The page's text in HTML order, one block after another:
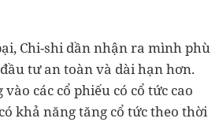
Chi-shi dần nhận ra mình phù
tư an toàn và dài hạn hơn.
các cổ phiếu có cổ tức cao
khả năng tăng cổ tức theo thời